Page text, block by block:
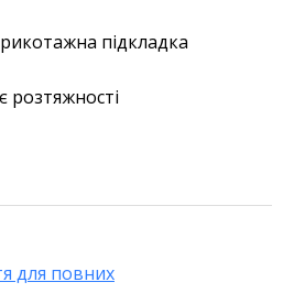
підкладка
розтяжності
для повних